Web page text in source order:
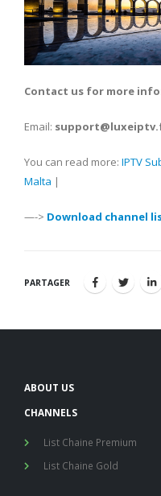
Contact us for more
Email:
You can read more: IPTV
Malta |
—-> Download channel
PARTAGER
ABOUT US
CHANNELS
List Chaine Premium
List Chaine Gold